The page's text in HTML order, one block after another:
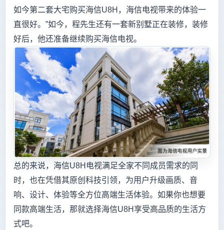
如今第二套大宅购买海信U8H，海信电视带来的体验一
直很好。”如今，程先生还有一套新别墅正在装修，装修
好后，他还准备继续购买海信电视。
总的来说，海信U8H电视满足全家不同成员需求的同
时，也在凭借其原创科技引领，为用户升级画质、音
响、设计、体验等全方位高端生活体验。如果你也想要
同款高端生活，那就选择海信U8H享受高品质的生活方
式吧。